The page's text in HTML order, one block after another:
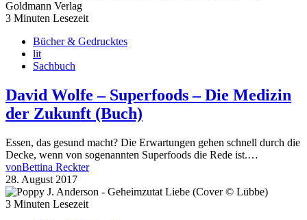
3 Minuten Lesezeit
Bücher & Gedrucktes
lit
Sachbuch
David Wolfe – Superfoods – Die Medizin
der Zukunft (Buch)
Essen, das gesund macht? Die Erwartungen gehen schnell durch die
Decke, wenn von sogenannten Superfoods die Rede ist.…
vonBettina Reckter
28. August 2017
3 Minuten Lesezeit